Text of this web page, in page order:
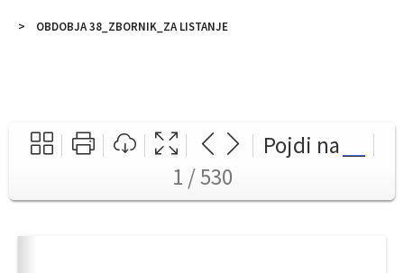
OBDOBJA 38_ZBORNIK_ZA LISTANJE
Pojdi na
1 / 530